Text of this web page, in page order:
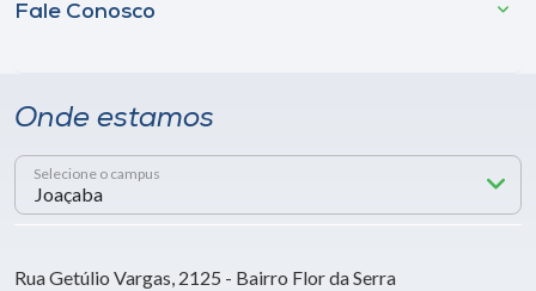
Fale Conosco
Onde estamos
Selecione o campus
Rua Getúlio Vargas, 2125 - Bairro Flor da Serra